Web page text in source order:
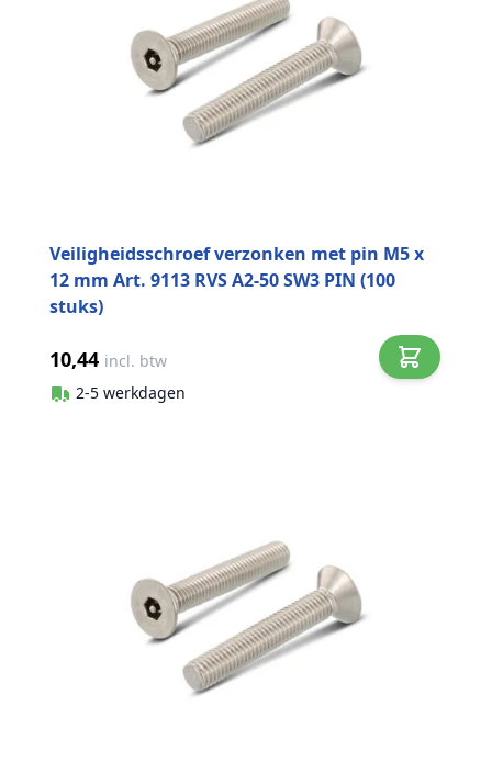
Veiligheidsschroef verzonken met pin M5 x
12 mm Art. 9113 RVS A2-50 SW3 PIN (100
stuks)
10,44 incl. btw
2-5 werkdagen